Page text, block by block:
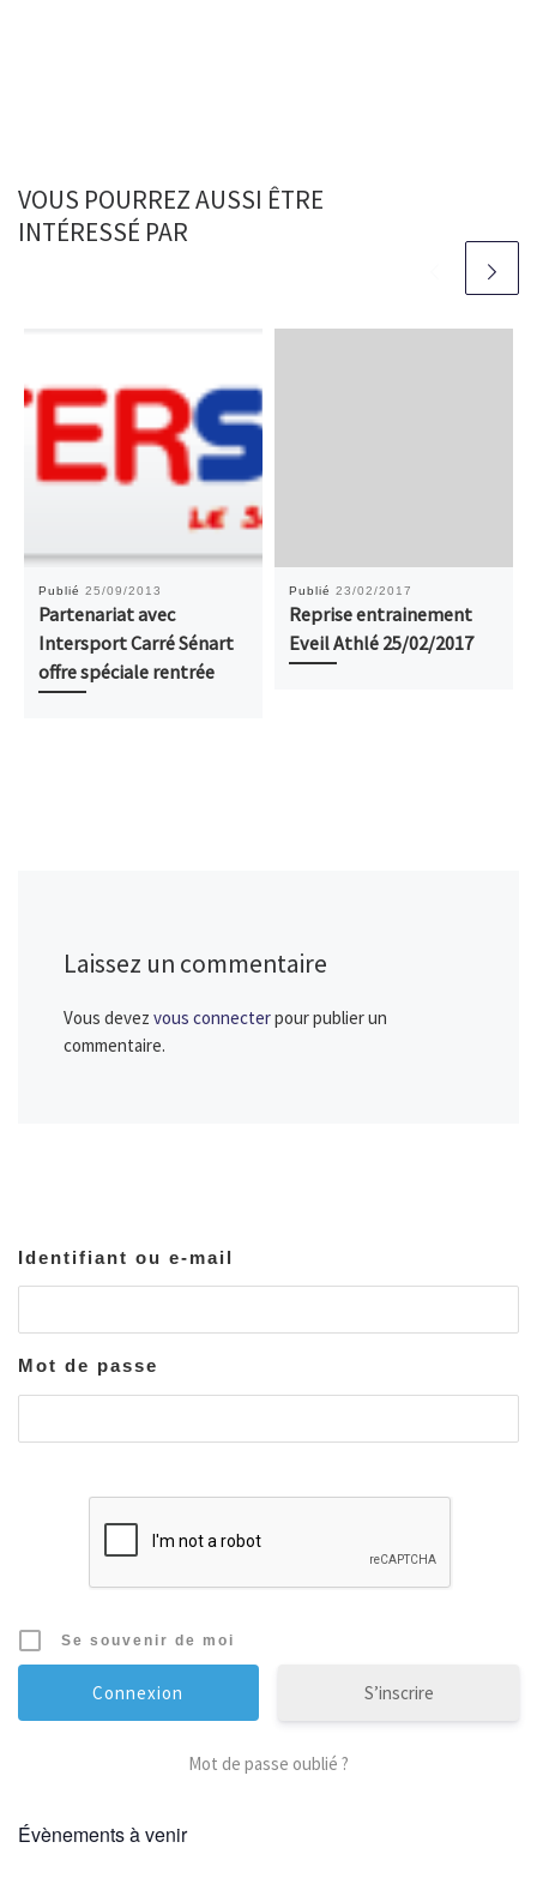
VOUS POURREZ AUSSI ÊTRE
INTÉRESSÉ PAR
Publié 25/09/2013
Partenariat avec
Intersport Carré Sénart
offre spéciale rentrée
Publié 23/02/2017
Reprise entrainement
Eveil Athlé 25/02/2017
Laissez un commentaire
Vous devez vous connecterpour publier un
commentaire.
Identifiant ou e-mail
Mot de passe
Se souvenir de moi
S’inscrire
Mot de passe oublié ?
Évènements à venir